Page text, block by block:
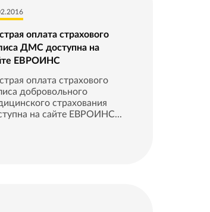
оплата страхового
ДМС доступна на
ЕВРОИНС
оплата страхового
добровольного
страхования
на сайте ЕВРОИНС...